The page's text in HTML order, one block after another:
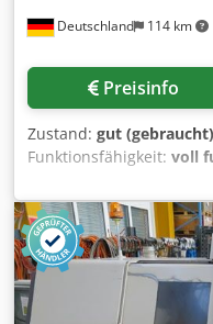
Deutschland 114 km
Preisinfo
Zustand: gut (gebraucht)
Funktionsfähigkeit: voll
VERTIKAL-BANDSÄGE-
BAND-SAWING-
MODELL / TYPE SSB A 2
rund Sawing capacity
x H Sawing capacity flat
sägender Durchmesser
Cedpfxjzr D Umo